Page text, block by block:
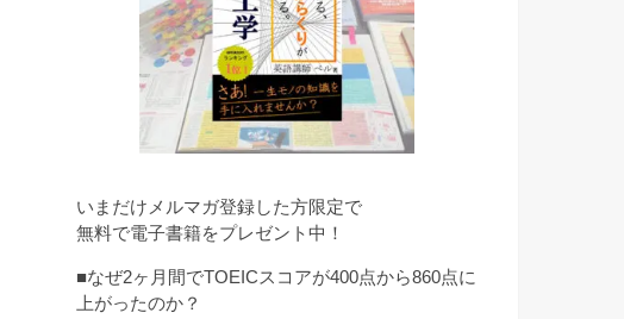
いまだけメルマガ登録した方限定で
無料で電子書籍をプレゼント中！
■なぜ2ヶ月間でTOEICスコアが400点から860点に
上がったのか？